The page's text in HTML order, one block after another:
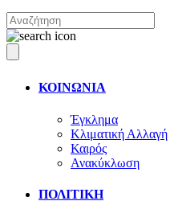
ΚΟΙΝΩΝΙΑ
Έγκλημα
Κλιματική Αλλαγή
Καιρός
Ανακύκλωση
ΠΟΛΙΤΙΚΗ